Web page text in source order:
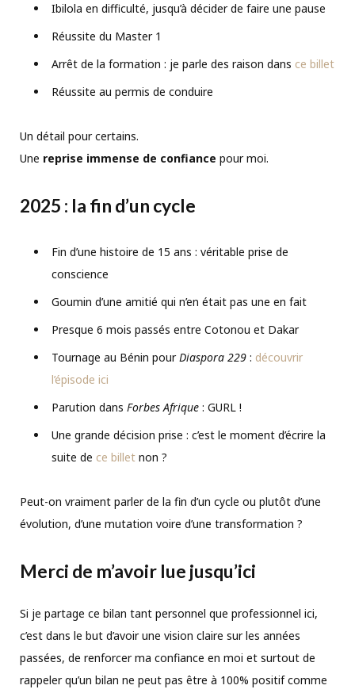
Ibilola en difficulté, jusqu’à décider de faire une pause
Réussite du Master 1
Arrêt de la formation : je parle des raison dans ce billet
Réussite au permis de conduire
Un détail pour certains.
Une reprise immense de confiance pour moi.
2025 : la fin d’un cycle
Fin d’une histoire de 15 ans : véritable prise de
conscience
Goumin d’une amitié qui n’en était pas une en fait
Presque 6 mois passés entre Cotonou et Dakar
Tournage au Bénin pourDiaspora 229 : découvrir
l’épisode ici
Parution dans Forbes Afrique : GURL !
Une grande décision prise : c’est le moment d’écrire la
suite de ce billet non ?
Peut-on vraiment parler de la fin d’un cycle ou plutôt d’une
évolution, d’une mutation voire d’une transformation ?
Merci de m’avoir lue jusqu’ici
Si je partage ce bilan tant personnel que professionnel ici,
c’est dans le but d’avoir une vision claire sur les années
passées, de renforcer ma confiance en moi et surtout de
rappeler qu’un bilan ne peut pas être à 100% positif comme